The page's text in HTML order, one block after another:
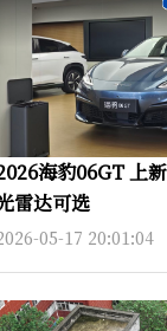
海豹06GT 上
雷达可选
05-17 20:01:04